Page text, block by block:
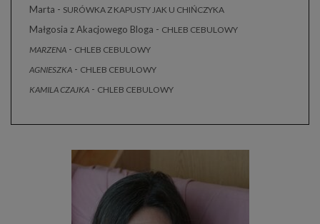
Marta - SURÓWKA Z KAPUSTY JAK U CHIŃCZYKA
Małgosia z Akacjowego Bloga - CHLEB CEBULOWY
MARZENA - CHLEB CEBULOWY
AGNIESZKA - CHLEB CEBULOWY
KAMILA CZAJKA - CHLEB CEBULOWY